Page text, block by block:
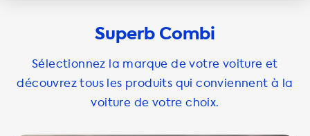
Superb Combi
Sélectionnez la marque de votre voiture et
découvrez tous les produits qui conviennent à la
voiture de votre choix.